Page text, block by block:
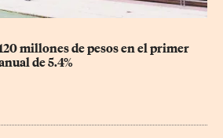
millones de pesos en el primer
de 5.4%